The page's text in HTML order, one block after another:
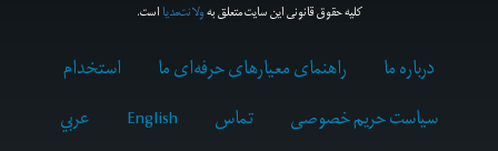
کلیه حقوق قانونی این سایت متعلق بهولانت‌مدیااست.
درباره ما راهنمای معیارهای حرفه‌ای ما
استخدام
سیاست حریم خصوصی
تماس English عربي